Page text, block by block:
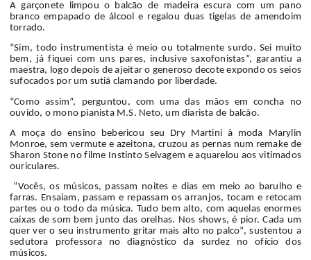
A garçonete limpou o balcão de madeira escura com um pano
branco empapado de álcool e regalou duas tigelas de amendoim
torrado.
“Sim, todo instrumentista é meio ou totalmente surdo. Sei muito
bem, já fiquei com uns pares, inclusive saxofonistas”, garantiu a
maestra, logo depois de ajeitar o generoso decote expondo os seios
sufocados por um sutiã clamando por liberdade.
“Como assim”, perguntou, com uma das mãos em concha no
ouvido, o mono pianista M.S. Neto, um diarista de balcão.
A moça do ensino bebericou seu Dry Martini à moda Marylin
Monroe, sem vermute e azeitona, cruzou as pernas num remake de
Sharon Stone no filme Instinto Selvagem e aquarelou aos vitimados
ouriculares.
“Vocês, os músicos, passam noites e dias em meio ao barulho e
farras. Ensaiam, passam e repassam os arranjos, tocam e retocam
partes ou o todo da música. Tudo bem alto, com aquelas enormes
caixas de som bem junto das orelhas. Nos shows, é pior. Cada um
quer ver o seu instrumento gritar mais alto no palco”, sustentou a
sedutora professora no diagnóstico da surdez no ofício dos
músicos.